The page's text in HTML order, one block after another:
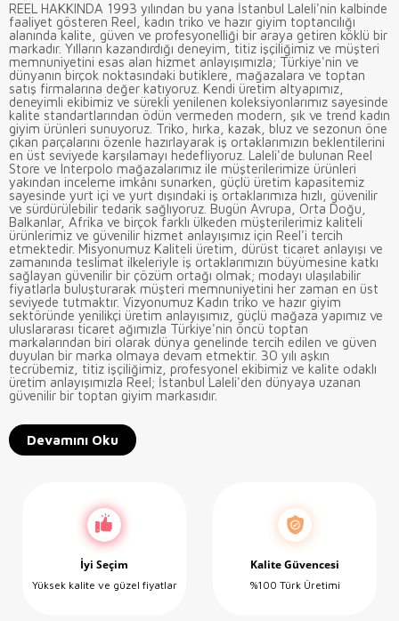
REEL HAKKINDA 1993 yılından bu yana İstanbul Laleli'nin kalbinde
faaliyet gösteren Reel, kadın triko ve hazır giyim toptancılığı
alanında kalite, güven ve profesyonelliği bir araya getiren köklü bir
markadır. Yılların kazandırdığı deneyim, titiz işçiliğimiz ve müşteri
memnuniyetini esas alan hizmet anlayışımızla; Türkiye'nin ve
dünyanın birçok noktasındaki butiklere, mağazalara ve toptan
satış firmalarına değer katıyoruz. Kendi üretim altyapımız,
deneyimli ekibimiz ve sürekli yenilenen koleksiyonlarımız sayesinde
kalite standartlarından ödün vermeden modern, şık ve trend kadın
giyim ürünleri sunuyoruz. Triko, hırka, kazak, bluz ve sezonun öne
çıkan parçalarını özenle hazırlayarak iş ortaklarımızın beklentilerini
en üst seviyede karşılamayı hedefliyoruz. Laleli'de bulunan Reel
Store ve Interpolo mağazalarımız ile müşterilerimize ürünleri
yakından inceleme imkânı sunarken, güçlü üretim kapasitemiz
sayesinde yurt içi ve yurt dışındaki iş ortaklarımıza hızlı, güvenilir
ve sürdürülebilir tedarik sağlıyoruz. Bugün Avrupa, Orta Doğu,
Balkanlar, Afrika ve birçok farklı ülkeden müşterilerimiz kaliteli
ürünlerimiz ve güvenilir hizmet anlayışımız için Reel'i tercih
etmektedir. Misyonumuz Kaliteli üretim, dürüst ticaret anlayışı ve
zamanında teslimat ilkeleriyle iş ortaklarımızın büyümesine katkı
sağlayan güvenilir bir çözüm ortağı olmak; modayı ulaşılabilir
fiyatlarla buluşturarak müşteri memnuniyetini her zaman en üst
seviyede tutmaktır. Vizyonumuz Kadın triko ve hazır giyim
sektöründe yenilikçi üretim anlayışımız, güçlü mağaza yapımız ve
uluslararası ticaret ağımızla Türkiye'nin öncü toptan
markalarından biri olarak dünya genelinde tercih edilen ve güven
duyulan bir marka olmaya devam etmektir. 30 yılı aşkın
tecrübemiz, titiz işçiliğimiz, profesyonel ekibimiz ve kalite odaklı
üretim anlayışımızla Reel; İstanbul Laleli'den dünyaya uzanan
güvenilir bir toptan giyim markasıdır.
Devamını Oku
İyi Seçim
Yüksek kalite ve güzel fiyatlar
Kalite Güvencesi
%100 Türk Üretimi